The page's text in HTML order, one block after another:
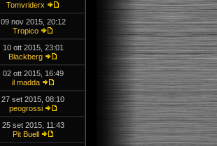
Tomvriderx
09 nov 2015, 20:12
Tropico
10 ott 2015, 23:01
Blackberg
02 ott 2015, 16:49
il madda
27 set 2015, 08:10
peogrossi
25 set 2015, 11:43
Pit Buell